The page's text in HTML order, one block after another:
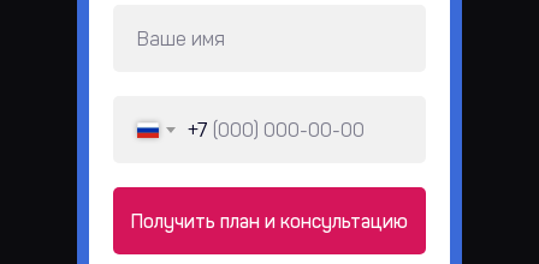
+7
Получить план и консультацию